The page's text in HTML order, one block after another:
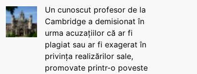
Un cunoscut profesor de la
Cambridge a demisionat în
urma acuzațiilor că ar fi
plagiat sau ar fi exagerat în
privința realizărilor sale,
promovate printr-o poveste